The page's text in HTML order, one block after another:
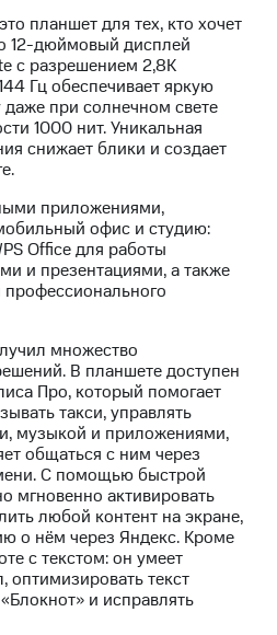
планшет для тех, кто хочет
12-дюймовый дисплей
с разрешением 2,8K
Гц обеспечивает яркую
при солнечном свете
1000 нит. Уникальная
снижает блики и создает
приложениями,
офис и студию:
Office для работы
и презентациями, а также
множество
В планшете доступен
Про, который помогает
такси, управлять
музыкой и приложениями,
общаться с ним через
С помощью быстрой
мгновенно активировать
любой контент на экране,
о нём через Яндекс. Кроме
с текстом: он умеет
оптимизировать текст
и исправлять